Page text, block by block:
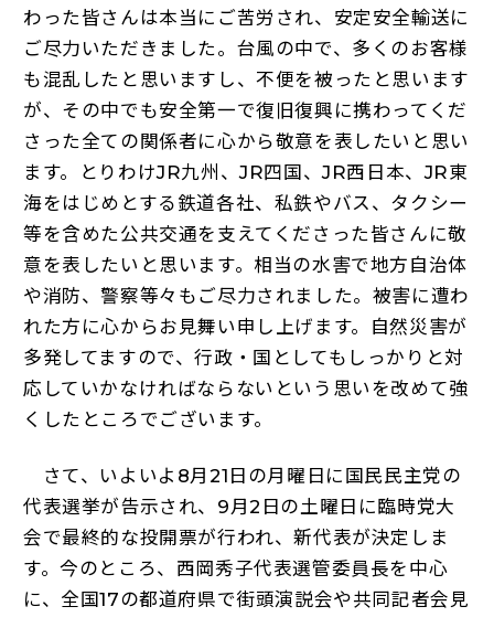
わった皆さんは本当にご苦労され、安定安全輸送に
ご尽力いただきました。台風の中で、多くのお客様
も混乱したと思いますし、不便を被ったと思います
が、その中でも安全第一で復旧復興に携わってくだ
さった全ての関係者に心から敬意を表したいと思い
ます。とりわけJR九州、JR四国、JR西日本、JR東
海をはじめとする鉄道各社、私鉄やバス、タクシー
等を含めた公共交通を支えてくださった皆さんに敬
意を表したいと思います。相当の水害で地方自治体
や消防、警察等々もご尽力されました。被害に遭わ
れた方に心からお見舞い申し上げます。自然災害が
多発してますので、行政・国としてもしっかりと対
応していかなければならないという思いを改めて強
くしたところでございます。
さて、いよいよ8月21日の月曜日に国民民主党の
代表選挙が告示され、9月2日の土曜日に臨時党大
会で最終的な投開票が行われ、新代表が決定しま
す。今のところ、西岡秀子代表選管委員長を中心
に、全国17の都道府県で街頭演説会や共同記者会見